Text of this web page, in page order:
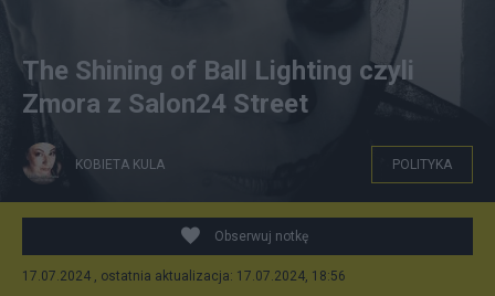
The Shining of Ball Lighting czyli
Zmora z Salon24 Street
KOBIETA KULA POLITYKA
Obserwuj notkę
17.07.2024 , ostatnia aktualizacja: 17.07.2024, 18:56